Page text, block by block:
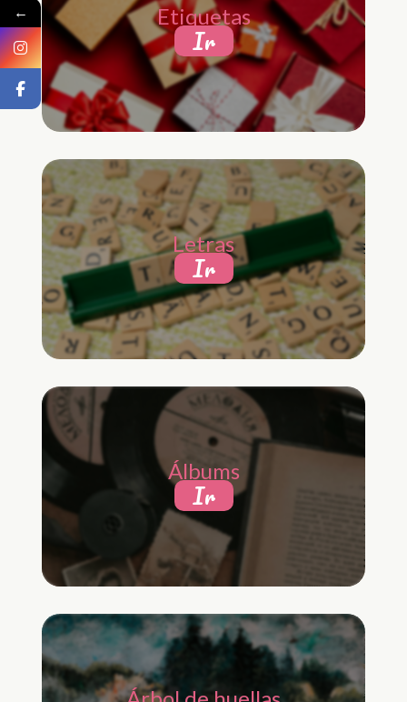
Etiquetas
Ir
Letras
Ir
Álbums
Ir
←